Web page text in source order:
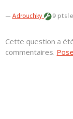
—Adrouchky 9 pts
Cette question a
commentaires.